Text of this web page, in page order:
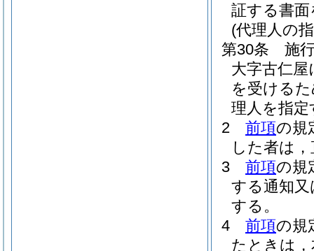
証する書
(代理人の
第30条
施
大字古仁
を受ける
理人を指
2
前項の規
した者は
3
前項の規
する通知
する。
4
前項の規
たときは